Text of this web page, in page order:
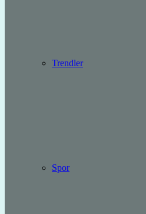
Trendler
Spor